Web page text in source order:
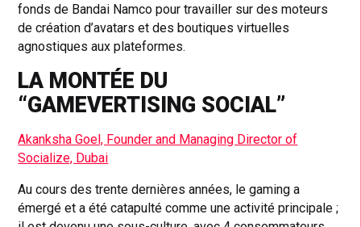
fonds de Bandai Namco pour travailler sur des moteurs
de création d’avatars et des boutiques virtuelles
agnostiques aux plateformes.
LA MONTÉE DU
“GAMEVERTISING SOCIAL”
Akanksha Goel, Founder and Managing Director of
Socialize, Dubai
Au cours des trente dernières années, le gaming a
émergé et a été catapulté comme une activité principale ;